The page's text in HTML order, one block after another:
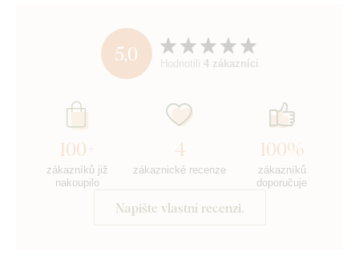
5,0 Hodnotili 4 zákazníci
100+
zákazníků již
nakoupilo
4
zákaznické recenze
100%
zákazníků
doporučuje
Napište vlastní recenzi.